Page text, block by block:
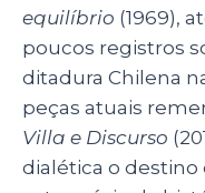
equilíbrio (1969),
poucos registros
ditadura Chilena
peças atuais
Villa e Discurso
dialética o